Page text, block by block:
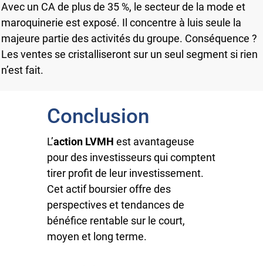
Avec un CA de plus de 35 %, le secteur de la mode et
maroquinerie est exposé. Il concentre à luis seule la
majeure partie des activités du groupe. Conséquence ?
Les ventes se cristalliseront sur un seul segment si rien
n’est fait.
Conclusion
L’action LVMH est avantageuse
pour des investisseurs qui comptent
tirer profit de leur investissement.
Cet actif boursier offre des
perspectives et tendances de
bénéfice rentable sur le court,
moyen et long terme.